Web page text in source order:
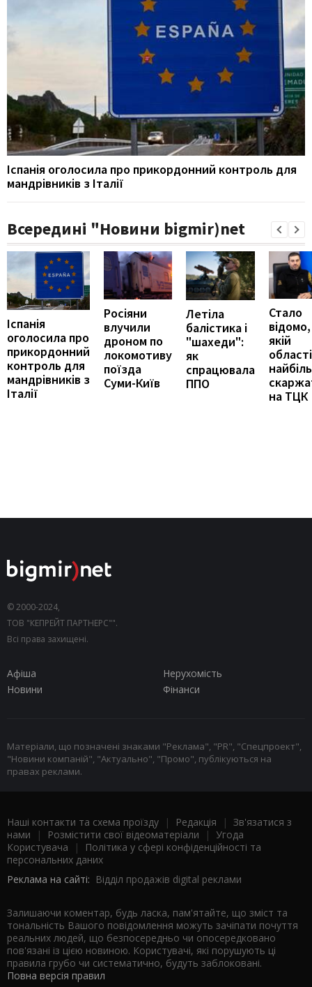
Іспанія оголосила про прикордонний контроль для
мандрівників з Італії
Всередині "Новини bigmir)net
Іспанія
оголосила про
прикордонний
контроль для
мандрівників з
Італії
Росіяни
влучили
дроном по
локомотиву
поїзда
Суми-Київ
Летіла
балістика і
"шахеди":
як
спрацювала
ППО
Стало
якій
області
на ТЦК
© 2000-2024,
ТОВ "КЕПРЕЙТ ПАРТНЕРС"".
Всі права захищені.
Афіша
Нерухомість
Новини
Фінанси
Матеріали, що позначені знаками "Реклама", "PR", "Спецпроект",
"Новини компаній", "Актуально", "Промо", публікуються на
правах реклами.
Наші контакти та схема проїзду | Редакція | Зв'язатися з
нами | Розмістити свої відеоматеріали | Угода
Користувача |
Політика у сфері конфіденційності та
персональних даних
Реклама на сайті: Відділ продажів digital реклами
Залишаючи коментар, будь ласка, пам'ятайте, що зміст та
тональність Вашого повідомлення можуть зачіпати почуття
реальних людей, що безпосередньо чи опосередковано
пов'язані із цією новиною. Користувачі, які порушують ці
правила грубо чи систематично, будуть заблоковані.
Повна версія правил